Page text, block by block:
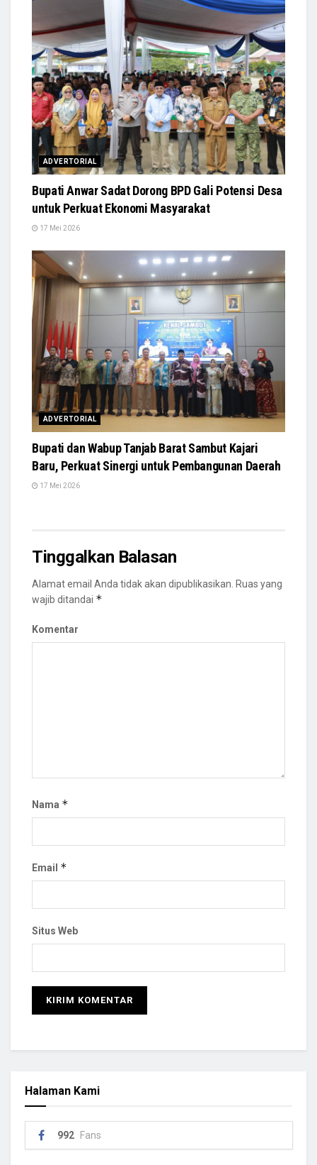
ADVERTORIAL
Bupati Anwar Sadat Dorong BPD Gali Potensi Desa
untuk Perkuat Ekonomi Masyarakat
17 Mei 2026
ADVERTORIAL
Bupati dan Wabup Tanjab Barat Sambut Kajari
Baru, Perkuat Sinergi untuk Pembangunan Daerah
17 Mei 2026
Tinggalkan Balasan
Alamat email Anda tidak akan dipublikasikan. Ruas yang
wajib ditandai *
Komentar
Nama *
Email *
Situs Web
Halaman Kami
992 Fans